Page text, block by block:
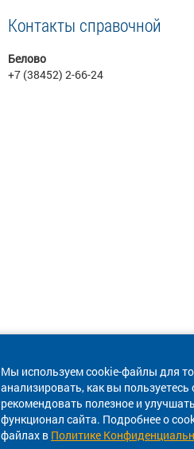
Контакты справочной
Белово
+7 (38452) 2-66-24
Мы используем cookie-файлы для
анализировать, как вы пользуетесь
рекомендовать полезное и улучшать
функционал сайта. Подробнее о
файлах в Политике
Техническая поддержка
8 800 600-03-